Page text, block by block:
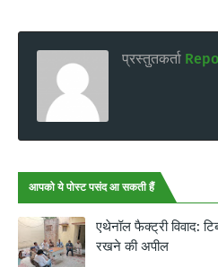
प्रस्तुतकर्ता
आपको ये पोस्ट पसंद आ सकती हैं
एथेनॉल फैक्ट्री विवाद:
रखने की अपील